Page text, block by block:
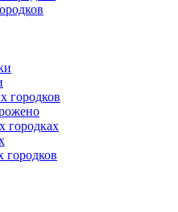
городков
городках
городков